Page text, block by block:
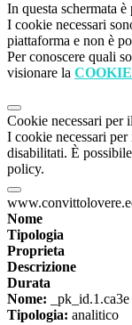
In questa schermata
I cookie necessari
piattaforma e non è
Per conoscere quali
visionare la
Cookie necessari per
I cookie necessari
disabilitati. È
policy.
Nome
Tipologia
Proprieta
Descrizione
Durata
Nome: _pk_id.1.ca3e
Tipologia: analitico